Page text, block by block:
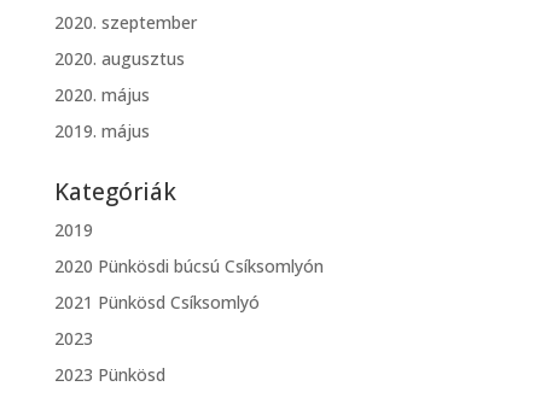
2020. szeptember
2020. augusztus
2020. május
2019. május
Kategóriák
2019
2020 Pünkösdi búcsú Csíksomlyón
2021 Pünkösd Csíksomlyó
2023
2023 Pünkösd